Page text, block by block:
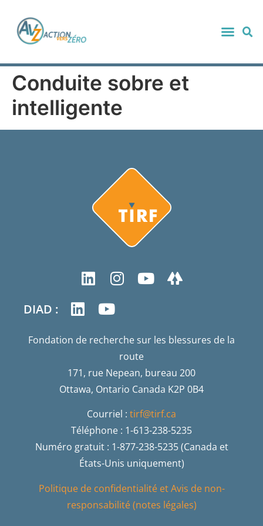
Conduite sobre et
intelligente
DIAD :
Fondation de recherche sur les blessures de la
route
171, rue Nepean, bureau 200
Ottawa, Ontario Canada K2P 0B4
Courriel : tirf@tirf.ca
Téléphone : 1-613-238-5235
Numéro gratuit : 1-877-238-5235 (Canada et
États-Unis uniquement)
Politique de confidentialité et Avis de non-
responsabilité (notes légales)